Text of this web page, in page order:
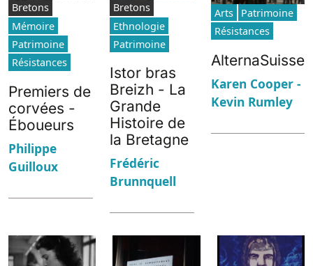
Bretons
Mémoire
Patrimoine
Résistances
Premiers de
corvées -
Éboueurs
Philippe
Guilloux
Bretons
Ethnologie
Patrimoine
Istor bras
Breizh - La
Grande
Histoire de
la Bretagne
Frédéric
Brunnquell
Arts
Patrimoine
Résistances
AlternaSuisse
Karen Cooper -
Kevin Rumley